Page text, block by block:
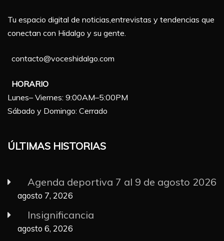
Tu espacio digital de noticias,entrevistas y tendencias que
conectan con Hidalgo y su gente.
contacto@voceshidalgo.com
HORARIO
Lunes– Viernes: 9:00AM–5:00PM
Sábado y Domingo: Cerrado
ÚLTIMAS HISTORIAS
Agenda deportiva 7 al 9 de agosto 2026
agosto 7, 2026
Insignificancia
agosto 6, 2026